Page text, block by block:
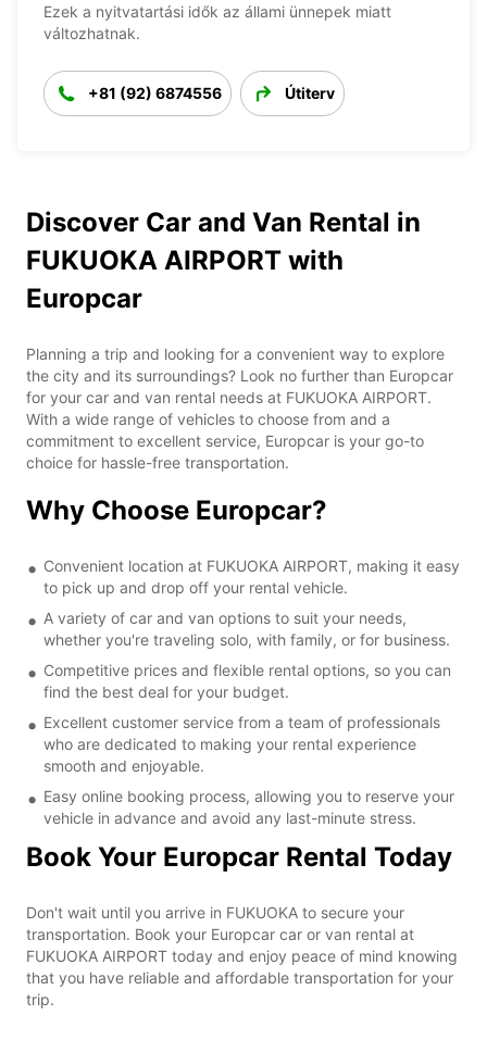
Ezek a nyitvatartási idők az állami ünnepek miatt
változhatnak.
+81 (92) 6874556 Útiterv
Discover Car and Van Rental in
FUKUOKA AIRPORT with
Europcar
Planning a trip and looking for a convenient way to explore
the city and its surroundings? Look no further than Europcar
for your car and van rental needs at FUKUOKA AIRPORT.
With a wide range of vehicles to choose from and a
commitment to excellent service, Europcar is your go-to
choice for hassle-free transportation.
Why Choose Europcar?
Convenient location at FUKUOKA AIRPORT, making it easy
to pick up and drop off your rental vehicle.
A variety of car and van options to suit your needs,
whether you're traveling solo, with family, or for business.
Competitive prices and flexible rental options, so you can
find the best deal for your budget.
Excellent customer service from a team of professionals
who are dedicated to making your rental experience
smooth and enjoyable.
Easy online booking process, allowing you to reserve your
vehicle in advance and avoid any last-minute stress.
Book Your Europcar Rental Today
Don't wait until you arrive in FUKUOKA to secure your
transportation. Book your Europcar car or van rental at
FUKUOKA AIRPORT today and enjoy peace of mind knowing
that you have reliable and affordable transportation for your
trip.